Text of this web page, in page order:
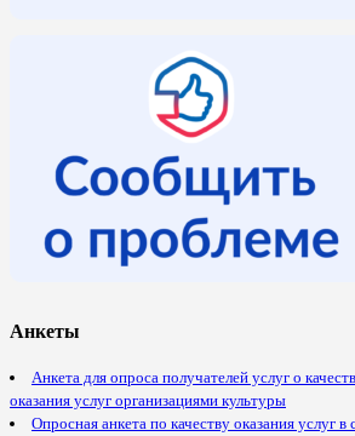
Анкеты
Анкета для опроса получателей услуг о
оказания услуг организациями культуры
Опросная анкета по качеству оказания услуг в